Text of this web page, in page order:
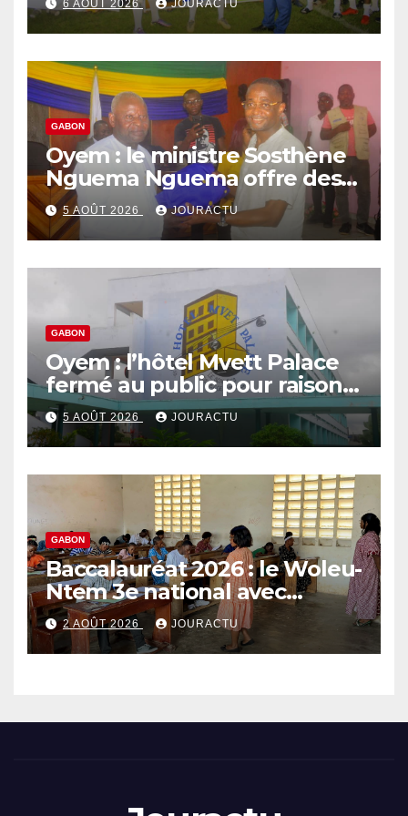
6 AOÛT 2026 JOURACTU
GABON
Oyem : le ministre Sosthène
Nguema Nguema offre des
nouvelles tenues aux chefs
de quartiers
5 AOÛT 2026 JOURACTU
GABON
Oyem : l’hôtel Mvett Palace
fermé au public pour raison
des travaux
5 AOÛT 2026 JOURACTU
GABON
Baccalauréat 2026 : le Woleu-
Ntem 3e national avec
89,64% de taux de réussite
2 AOÛT 2026 JOURACTU